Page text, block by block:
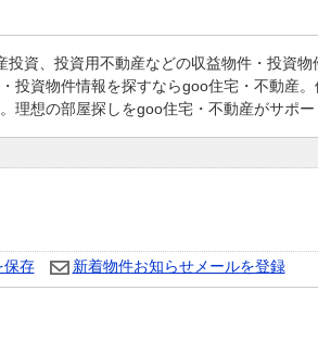
資、投資用不動産などの収益物件・投資
投資物件情報を探すならgoo住宅・不動産
理想の部屋探しをgoo住宅・不動産がサポー
保存 新着物件お知らせメールを登録